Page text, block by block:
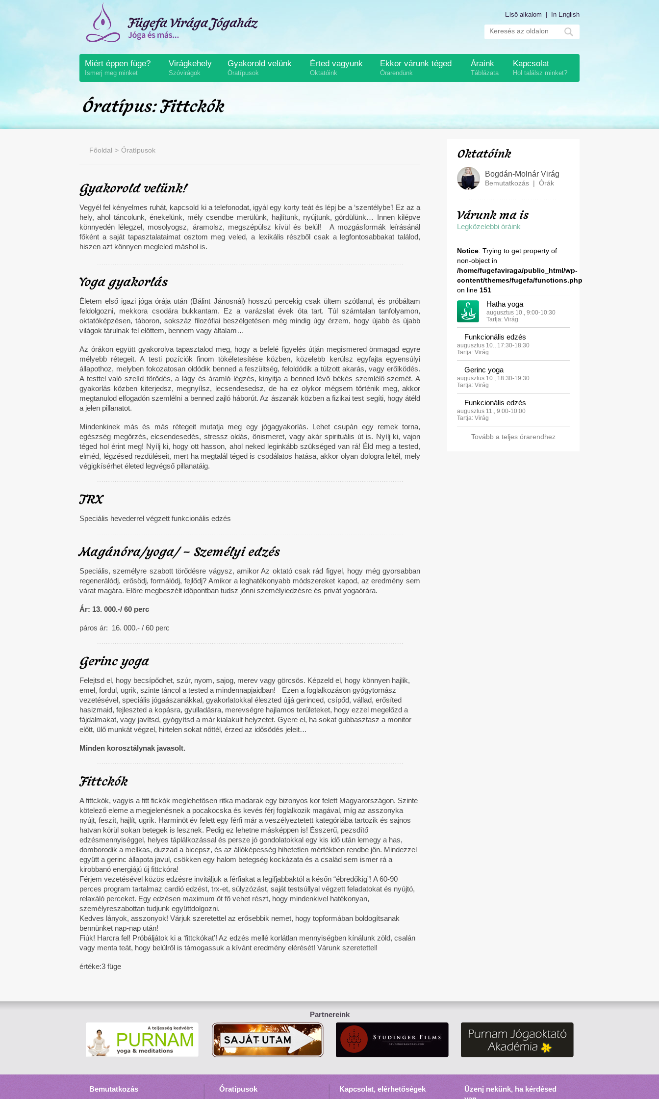
Első alkalom In English
Miért éppen füge?
Ismerj meg minket
Virágkehely
Szóvirágok
Gyakorold velünk
Óratípusok
Érted vagyunk
Oktatóink
Ekkor várunk téged
Órarendünk
Áraink
Táblázata
Kapcsolat
Hol találsz minket?
Óratípus: Fittckók
Főoldal Óratípusok
Gyakorold velünk!
Vegyél fel kényelmes ruhát, kapcsold ki a telefonodat, igyál egy korty teát és lépj be a ‘szentélybe’! Ez az a
hely, ahol táncolunk, énekelünk, mély csendbe merülünk, hajlítunk, nyújtunk, gördülünk… Innen kilépve
könnyedén lélegzel, mosolyogsz, áramolsz, megszépülsz kívül és belül! A mozgásformák leírásánál
főként a saját tapasztalataimat osztom meg veled, a lexikális részből csak a legfontosabbakat találod,
hiszen azt könnyen megleled máshol is.
Yoga gyakorlás
Életem első igazi jóga órája után (Bálint Jánosnál) hosszú percekig csak ültem szótlanul, és próbáltam
feldolgozni, mekkora csodára bukkantam. Ez a varázslat évek óta tart. Túl számtalan tanfolyamon,
oktatóképzésen, táboron, sokszáz filozófiai beszélgetésen még mindig úgy érzem, hogy újabb és újabb
világok tárulnak fel előttem, bennem vagy általam…
Az órákon együtt gyakorolva tapasztalod meg, hogy a befelé figyelés útján megismered önmagad egyre
mélyebb rétegeit. A testi pozíciók finom tökéletesítése közben, közelebb kerülsz egyfajta egyensúlyi
állapothoz, melyben fokozatosan oldódik benned a feszültség, feloldódik a túlzott akarás, vagy erőlködés.
A testtel való szelíd törődés, a lágy és áramló légzés, kinyitja a benned lévő békés szemlélő szemét. A
gyakorlás közben kiterjedsz, megnyílsz, lecsendesedsz, de ha ez olykor mégsem történik meg, akkor
megtanulod elfogadón szemlélni a benned zajló háborút. Az ászanák közben a fizikai test segíti, hogy átéld
a jelen pillanatot.
Mindenkinek más és más rétegeit mutatja meg egy jógagyakorlás. Lehet csupán egy remek torna,
egészség megőrzés, elcsendesedés, stressz oldás, önismeret, vagy akár spirituális út is. Nyílj ki, vajon
téged hol érint meg! Nyílj ki, hogy ott hasson, ahol neked leginkább szükséged van rá! Éld meg a tested,
elméd, légzésed rezdüléseit, mert ha megtalál téged is csodálatos hatása, akkor olyan dologra leltél, mely
végigkísérhet életed legvégső pillanatáig.
TRX
Speciális hevederrel végzett funkcionális edzés
Magánóra/yoga/ – Személyi edzés
Speciális, személyre szabott törődésre vágysz, amikor Az oktató csak rád figyel, hogy még gyorsabban
regenerálódj, erősödj, formálódj, fejlődj? Amikor a leghatékonyabb módszereket kapod, az eredmény sem
várat magára. Előre megbeszélt időpontban tudsz jönni személyiedzésre és privát yogaórára.
Ár: 13. 000.-/ 60 perc
páros ár: 16. 000.- / 60 perc
Gerinc yoga
Felejtsd el, hogy becsípődhet, szúr, nyom, sajog, merev vagy görcsös. Képzeld el, hogy könnyen hajlik,
emel, fordul, ugrik, szinte táncol a tested a mindennapjaidban! Ezen a foglalkozáson gyógytornász
vezetésével, speciális jógaászanákkal, gyakorlatokkal éleszted újjá gerinced, csípőd, vállad, erősíted
hasizmaid, fejleszted a kopásra, gyulladásra, merevségre hajlamos területeket, hogy ezzel megelőzd a
fájdalmakat, vagy javítsd, gyógyítsd a már kialakult helyzetet. Gyere el, ha sokat gubbasztasz a monitor
előtt, ülő munkát végzel, hirtelen sokat nőttél, érzed az idősödés jeleit…
Minden korosztálynak javasolt.
Fittckók
A fittckók, vagyis a fitt fickók meglehetősen ritka madarak egy bizonyos kor felett Magyarországon. Szinte
kötelező eleme a megjelenésnek a pocakocska és kevés férj foglalkozik magával, míg az asszonyka
nyújt, feszít, hajlít, ugrik. Harminöt év felett egy férfi már a veszélyeztetett kategóriába tartozik és sajnos
hatvan körül sokan betegek is lesznek. Pedig ez lehetne másképpen is! Ésszerű, pezsdítő
edzésmennyiséggel, helyes táplálkozással és persze jó gondolatokkal egy kis idő után lemegy a has,
domborodik a mellkas, duzzad a bicepsz, és az állóképesség hihetetlen mértékben rendbe jön. Mindezzel
együtt a gerinc állapota javul, csökken egy halom betegség kockázata és a család sem ismer rá a
kirobbanó energiájú új fittckóra!
Férjem vezetésével közös edzésre invitáljuk a férfiakat a legifjabbaktól a későn “ébredőkig”! A 60-90
perces program tartalmaz cardió edzést, trx-et, súlyzózást, saját testsúllyal végzett feladatokat és nyújtó,
relaxáló perceket. Egy edzésen maximum öt fő vehet részt, hogy mindenkivel hatékonyan,
személyreszabottan tudjunk együttdolgozni.
Kedves lányok, asszonyok! Várjuk szeretettel az erősebbik nemet, hogy topformában boldogítsanak
bennünket nap-nap után!
Fiúk! Harcra fel! Próbáljátok ki a ‘fittckókat’! Az edzés mellé korlátlan mennyiségben kínálunk zöld, csalán
vagy menta teát, hogy belülről is támogassuk a kívánt eredmény elérését! Várunk szeretettel!
értéke:3 füge
Oktatóink
Bogdán-Molnár Virág
Bemutatkozás | Órák
Várunk ma is
Legközelebbi óráink
Notice: Trying to get property of
non-object in
/home/fugefaviraga/public_html/wp-
content/themes/fugefa/functions.php
on line 151
Hatha yoga
augusztus 10., 9:00-10:30
Tartja: Virág
Funkcionális edzés
augusztus 10., 17:30-18:30
Tartja: Virág
Gerinc yoga
augusztus 10., 18:30-19:30
Tartja: Virág
Funkcionális edzés
augusztus 11., 9:00-10:00
Tartja: Virág
Tovább a teljes órarendhez
Partnereink
Bemutatkozás Óratípusok Kapcsolat, elérhetőségek
Üzenj nekünk, ha kérdésed